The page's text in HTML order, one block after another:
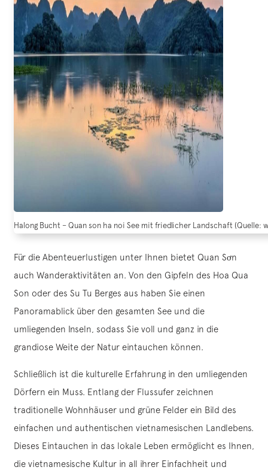
Halong Bucht – Quan son ha noi See mit friedlicher Landschaft (Quelle:
Für die Abenteuerlustigen unter Ihnen bietet Quan Sơn
auch Wanderaktivitäten an. Von den Gipfeln des Hoa Qua
Son oder des Su Tu Berges aus haben Sie einen
Panoramablick über den gesamten See und die
umliegenden Inseln, sodass Sie voll und ganz in die
grandiose Weite der Natur eintauchen können.
Schließlich ist die kulturelle Erfahrung in den umliegenden
Dörfern ein Muss. Entlang der Flussufer zeichnen
traditionelle Wohnhäuser und grüne Felder ein Bild des
einfachen und authentischen vietnamesischen Landlebens.
Dieses Eintauchen in das lokale Leben ermöglicht es Ihnen,
die vietnamesische Kultur in all ihrer Einfachheit und